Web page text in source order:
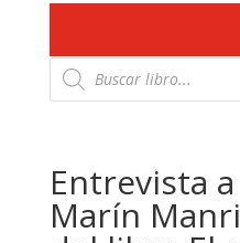
Búsqueda
de
productos
Entrevista
Marín